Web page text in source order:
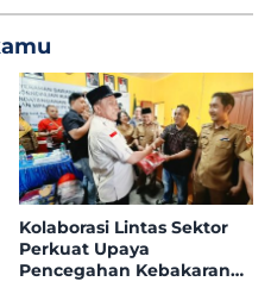
Kolaborasi Lintas Sektor
Perkuat Upaya
Pencegahan Kebakaran